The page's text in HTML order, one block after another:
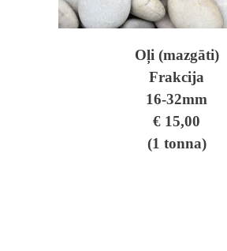
Oļi (mazgāti)
Frakcija
16-32mm
€ 15,00
(1 tonna)